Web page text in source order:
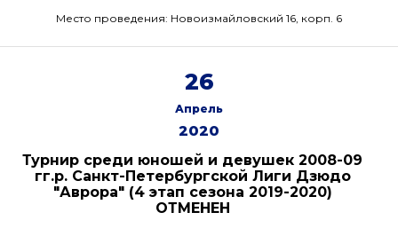
Место проведения: Новоизмайловский 16, корп. 6
26
Апрель
2020
Турнир среди юношей и девушек 2008-09
гг.р. Санкт-Петербургской Лиги Дзюдо
"Аврора" (4 этап сезона 2019-2020)
ОТМЕНЕН